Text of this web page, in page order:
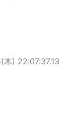
) 22:07:37.13